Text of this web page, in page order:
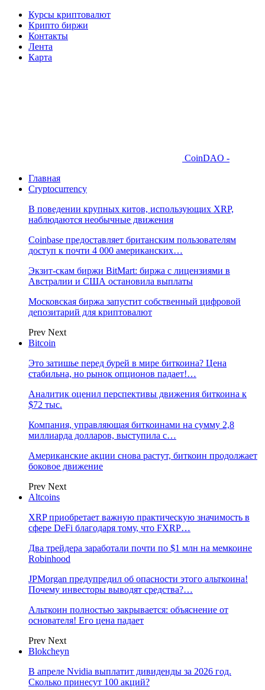
Курсы криптовалют
Крипто биржи
Контакты
Лента
Карта
CoinDAO -
Главная
Cryptocurrency
В поведении крупных китов, использующих XRP,
наблюдаются необычные движения
Coinbase предоставляет британским пользователям
доступ к почти 4 000 американских…
Экзит-скам биржи BitMart: биржа с лицензиями в
Австралии и США остановила выплаты
Московская биржа запустит собственный цифровой
депозитарий для криптовалют
Prev Next
Bitcoin
Это затишье перед бурей в мире биткоина? Цена
стабильна, но рынок опционов падает!…
Аналитик оценил перспективы движения биткоина к
$72 тыс.
Компания, управляющая биткоинами на сумму 2,8
миллиарда долларов, выступила с…
Американские акции снова растут, биткоин продолжает
боковое движение
Prev Next
Altcoins
XRP приобретает важную практическую значимость в
сфере DeFi благодаря тому, что FXRP…
Два трейдера заработали почти по $1 млн на мемкоине
Robinhood
JPMorgan предупредил об опасности этого альткоина!
Почему инвесторы выводят средства?…
Альткоин полностью закрывается: объяснение от
основателя! Его цена падает
Prev Next
Blokcheyn
В апреле Nvidia выплатит дивиденды за 2026 год.
Сколько принесут 100 акций?